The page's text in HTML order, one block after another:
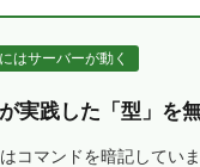
はサーバーが動く
実践した「型」を
コマンドを暗記していま